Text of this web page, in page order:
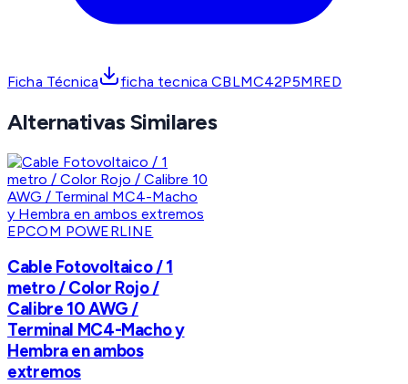
Ficha Técnica ficha tecnica CBLMC42P5MRED
Alternativas Similares
EPCOM POWERLINE
Cable Fotovoltaico / 1
metro / Color Rojo /
Calibre 10 AWG /
Terminal MC4-Macho y
Hembra en ambos
extremos